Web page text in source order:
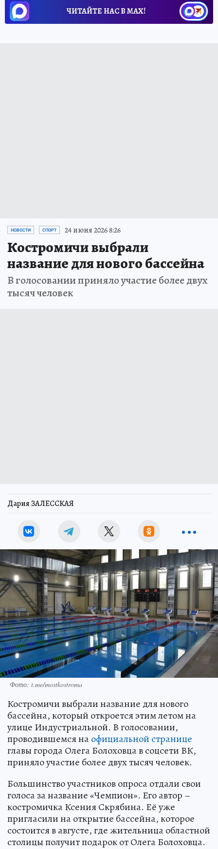
ЧИТАЙТЕ НАС В МАХ!
НОВОСТИ СПОРТ 24 июня 2026 8:26
Костромичи выбрали
название для нового бассейна
В голосовании приняло участие более двух
тысяч человек
Дария ЗАЛЕССКАЯ
Фото: t.me/mostkostroma
Костромичи выбрали название для нового
бассейна, который откроется этим летом на
улице Индустриальной. В голосовании,
проводившемся наофициальной странице
главы города Олега Болоховца в соцсети ВК,
приняло участие более двух тысяч человек.
Большинство участников опроса отдали свои
голоса за название «Чемпион». Его автор –
костромичка Ксения Скрябина. Её уже
пригласили на открытие бассейна, которое
состоится в августе, где жительница областной
столицы получит подарок от Олега Болоховца.